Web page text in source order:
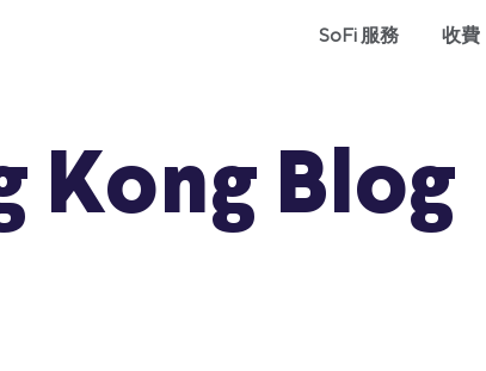
SoFi 服務 收費
Kong Blog